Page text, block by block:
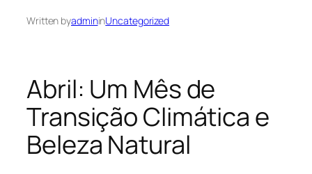
Written byadmininUncategorized
Abril: Um Mês de
Transição Climática e
Beleza Natural